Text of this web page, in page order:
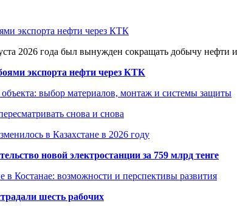
экспорта нефти через КТК
2026 года был вынужден сокращать добычу нефти
экспорта нефти через КТК
выбор материалов, монтаж и системы защиты
снова и снова
в Казахстане в 2026 году
новой электростанции за 759 млрд тенге
в Костанае: возможности и перспективы развития
шесть рабочих